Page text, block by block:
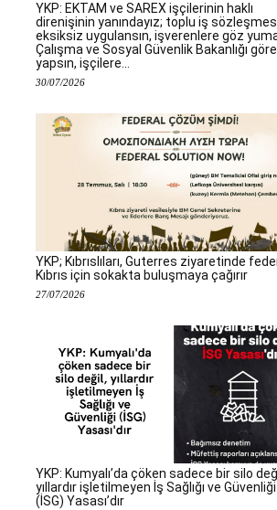
YKP: EKTAM ve SAREX işçilerinin haklı
direnişinin yanındayız; toplu iş
eksiksiz uygulansın, işverenlere göz
Çalışma ve Sosyal Güvenlik Bakanlığı
yapsın, işçilere...
30/07/2026
YKP; Kıbrıslıları, Guterres ziyaretinde
Kıbrıs için sokakta buluşmaya çağırır
27/07/2026
YKP: Kumyalı’da çöken sadece bir silo
yıllardır işletilmeyen İş Sağlığı ve Güvenliği
(İSG) Yasası’dır